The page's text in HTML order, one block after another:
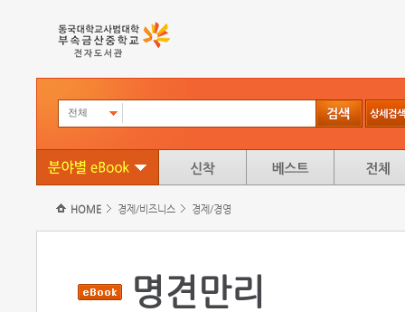
전체
HOME 경제/비즈니스 경제/경영
명견만리